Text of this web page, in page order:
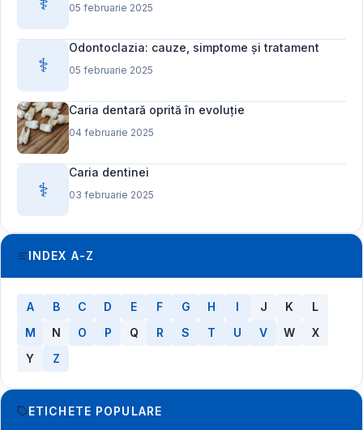
05 februarie 2025
⚕️
Odontoclazia: cauze, simptome și tratament
05 februarie 2025
Caria dentară oprită în evoluție
04 februarie 2025
⚕️
Caria dentinei
03 februarie 2025
INDEX A-Z
A B C D E F G H I J K
L
M
N O P Q R S T U V W
X
Y
Z
ETICHETE POPULARE